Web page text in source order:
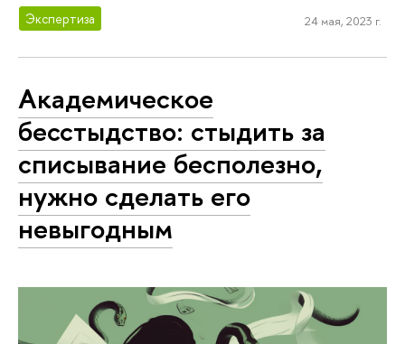
Экспертиза 24 мая, 2023 г.
Академическое
бесстыдство: стыдить за
списывание бесполезно,
нужно сделать его
невыгодным